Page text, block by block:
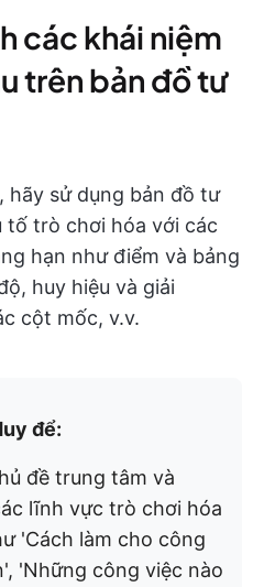
các khái niệm
trên bản đồ tư
hãy sử dụng bản đồ tư
tố trò chơi hóa với các
hạn như điểm và bảng
huy hiệu và giải
cột mốc, v.v.
để:
đề trung tâm và
lĩnh vực trò chơi hóa
'Cách làm cho công
'Những công việc nào